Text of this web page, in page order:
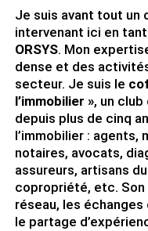
Je suis avant tout un
intervenant ici en
ORSYS. Mon
dense et des
secteur. Je suis le
l’immobilier », un club
depuis plus de cinq
l’immobilier : agents,
notaires, avocats,
assureurs, artisans
copropriété, etc.
réseau, les
le partage